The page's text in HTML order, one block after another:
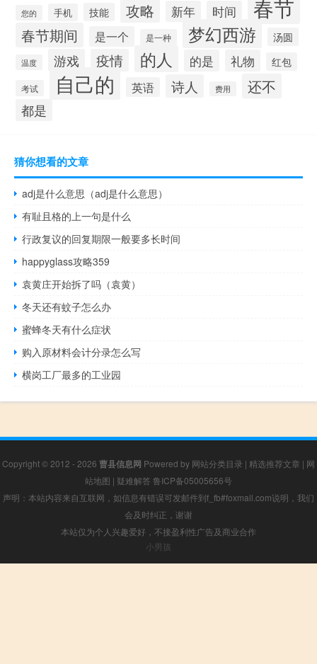
您的 手机 技能 攻略 新年 时间 春节
春节期间 是一个 是一种 梦幻西游 汤圆
温度 游戏 疫情 的人 的是 礼物 红包
考试 自己的 英语 诗人 费用 还不
都是
猜你想看的文章
adj是什么意思（adj是什么意思）
有耻且格的上一句是什么
行政复议的回复期限一般要多长时间
happyglass攻略359
袁黄庄开始拆了吗（袁黄）
冬天还有蚊子怎么办
蜜蜂冬天有什么症状
购入原材料会计分录怎么写
横岗工厂最多的工业园
Copyright © 2012 - 2026 曹县信息网 Powered by 网站分类目录 | 精选推荐文章 | 网
站地图 | 疑难解答 鲁ICP备05005656号
声明：本站内容来自互联网，如信息有错误可发邮件到f_fb#foxmail.com说明，我们
会及时纠正，谢谢
本站仅为个人兴趣爱好，不接盈利性广告及商业合作
小男孩